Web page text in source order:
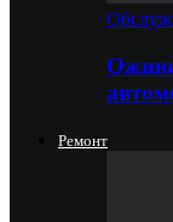
Ремонт